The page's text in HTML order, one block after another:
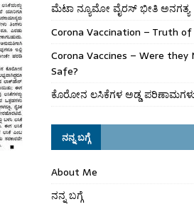
ಮೆಟಾ ನ್ಯೂಮೋ ವೈರಸ್ ಭೀತಿ ಅನಗತ್ಯ
Corona Vaccination – Truth of
Corona Vaccines – Were they
Safe?
ಕೊರೋನ ಲಸಿಕೆಗಳ ಅಡ್ಡ
ನನ್ನ ಬಗ್ಗೆ
About Me
ನನ್ನ ಬಗ್ಗೆ